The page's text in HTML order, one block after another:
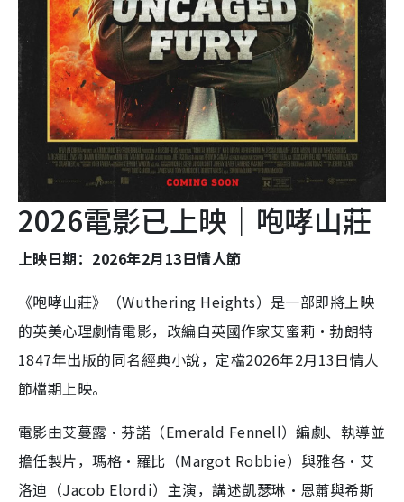
2026電影已上映｜咆哮山莊
上映日期：2026年2月13日情人節
《咆哮山莊》（Wuthering Heights）是一部即將上映
的英美心理劇情電影，改編自英國作家艾蜜莉·勃朗特
1847年出版的同名經典小說，定檔2026年2月13日情人
節檔期上映。​
電影由艾蔓露·芬諾（Emerald Fennell）編劇、執導並
擔任製片，瑪格·羅比（Margot Robbie）與雅各·艾
洛迪（Jacob Elordi）主演，講述凱瑟琳·恩蕭與希斯